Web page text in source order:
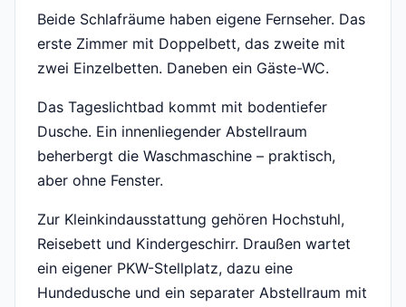
Beide Schlafräume haben eigene Fernseher. Das
erste Zimmer mit Doppelbett, das zweite mit
zwei Einzelbetten. Daneben ein Gäste-WC.
Das Tageslichtbad kommt mit bodentiefer
Dusche. Ein innenliegender Abstellraum
beherbergt die Waschmaschine – praktisch,
aber ohne Fenster.
Zur Kleinkindausstattung gehören Hochstuhl,
Reisebett und Kindergeschirr. Draußen wartet
ein eigener PKW-Stellplatz, dazu eine
Hundedusche und ein separater Abstellraum mit